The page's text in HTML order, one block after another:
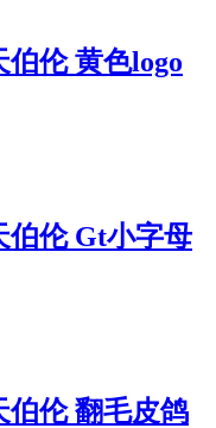
伦 黄色logo
伯伦 Gt小字母
伯伦 翻毛皮鸽